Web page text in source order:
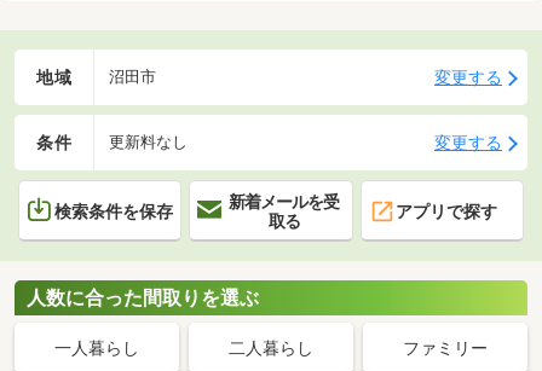
お気に入りのお部屋に長く住めますよ。
地域 沼田市 変更する
条件 更新料なし 変更する
検索条件を保存
新着メールを受
取る
アプリで探す
人数に合った間取りを選ぶ
一人暮らし 二人暮らし ファミリー